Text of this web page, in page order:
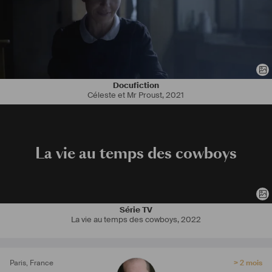
Docufiction
Céleste et Mr Proust,2021
La vie au temps des cowboys
Série TV
La vie au temps des cowboys,2022
Paris, France > 2 mois